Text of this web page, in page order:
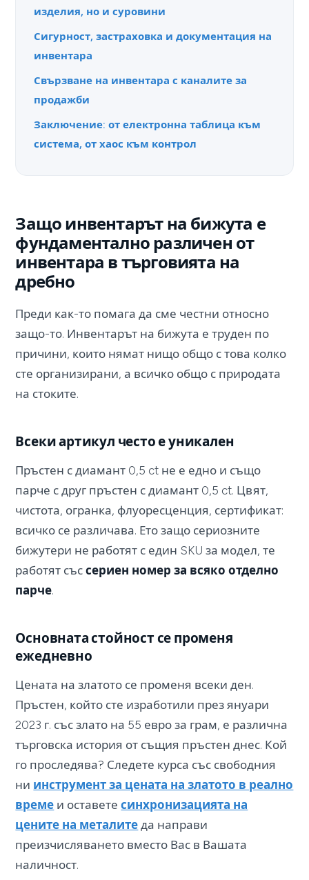
изделия, но и суровини
Сигурност, застраховка и документация на
инвентара
Свързване на инвентара с каналите за
продажби
Заключение: от електронна таблица към
система, от хаос към контрол
Защо инвентарът на бижута е
фундаментално различен от
инвентара в търговията на
дребно
Преди как-то помага да сме честни относно
защо-то. Инвентарът на бижута е труден по
причини, които нямат нищо общо с това колко
сте организирани, а всичко общо с природата
на стоките.
Всеки артикул често е уникален
Пръстен с диамант 0,5 ct не е едно и също
парче с друг пръстен с диамант 0,5 ct. Цвят,
чистота, огранка, флуоресценция, сертификат:
всичко се различава. Ето защо сериозните
бижутери не работят с един SKU за модел, те
работят съссериен номер за всяко отделно
парче.
Основната стойност се променя
ежедневно
Цената на златото се променя всеки ден.
Пръстен, който сте изработили през януари
2023 г. със злато на 55 евро за грам, е различна
търговска история от същия пръстен днес. Кой
го проследява? Следете курса със свободния
ни инструмент за цената на златото в реално
време и оставетесинхронизацията на
цените на металите да направи
преизчисляването вместо Вас в Вашата
наличност.